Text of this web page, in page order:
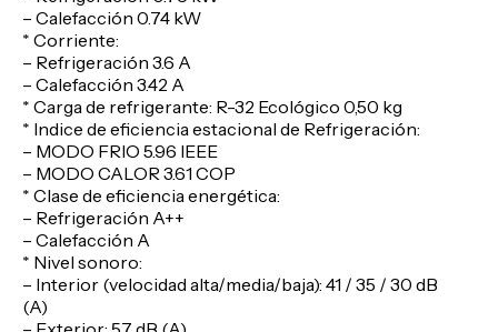
– Calefacción 0.74 kW
* Corriente:
– Refrigeración 3.6 A
– Calefacción 3.42 A
* Carga de refrigerante: R-32 Ecológico 0,50 kg
* Indice de eficiencia estacional de Refrigeración:
– MODO FRIO 5.96 IEEE
– MODO CALOR 3.61 COP
* Clase de eficiencia energética:
– Refrigeración A++
– Calefacción A
* Nivel sonoro:
– Interior (velocidad alta/media/baja): 41 / 35 / 30 dB
(A)